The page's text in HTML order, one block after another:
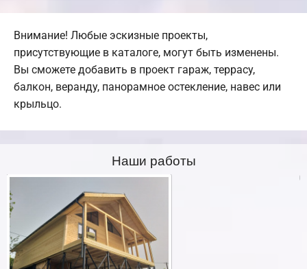
Внимание! Любые эскизные проекты,
присутствующие в каталоге, могут быть изменены.
Вы сможете добавить в проект гараж, террасу,
балкон, веранду, панорамное остекление, навес или
крыльцо.
Наши работы